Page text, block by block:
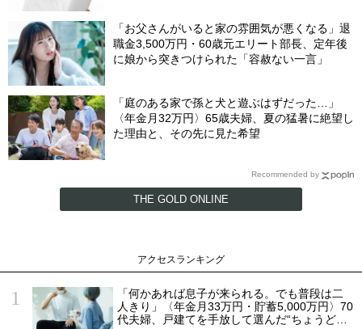
「お父さんがいると家の雰囲気が悪くなる」退
職金3,500万円・60歳元エリート部長、定年後
に娘から突きつけられた「容赦ない一言」
「庭のある家で孫と犬と遊ぶはずだった…」
〈年金月32万円〉65歳夫婦、夏の猛暑に絶望し
た理由と、その先に見た希望
Recommended by
THE GOLD ONLINE
アクセスランキング
「何かあれば息子が来られる。でも普段は二
人きり」〈年金月33万円・貯蓄5,000万円〉70
代夫婦、戸建てを手放して選んだ“ちょうどい